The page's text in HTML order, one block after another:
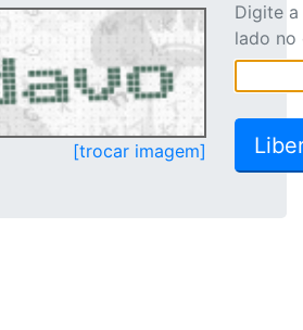
[trocar imagem]
Digite
lado no